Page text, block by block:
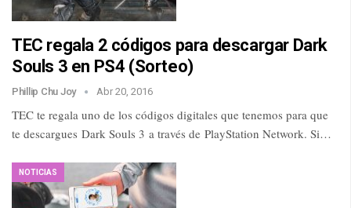
TEC regala 2 códigos para descargar Dark
Souls 3 en PS4 (Sorteo)
Phillip Chu Joy Abr 20, 2016
TEC te regala uno de los códigos digitales que tenemos para que
te descargues Dark Souls 3 a través de PlayStation Network. Si…
NOTICIAS